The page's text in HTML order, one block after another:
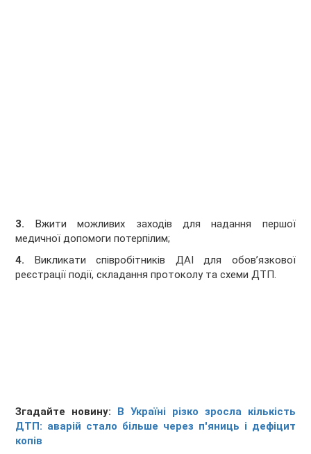
3. Вжити можливих заходів для надання першої
медичної допомоги потерпілим;
4. Викликати співробітників ДАІ для обов’язкової
реєстрації події, складання протоколу та схеми ДТП.
Згадайте новину: В Україні різко зросла кількість
ДТП: аварій стало більше через п'яниць і дефіцит
копів